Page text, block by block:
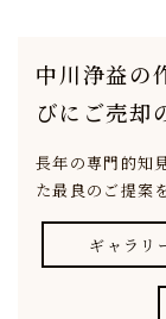
中川浄益の
びにご売却
長年の専門的知
た最良のご提案
ギャラリ